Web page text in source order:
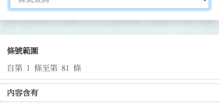
條號範圍
自第 1 條至第 81 條
內容含有